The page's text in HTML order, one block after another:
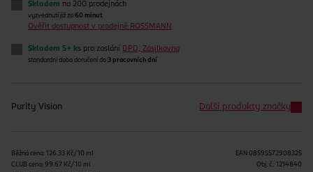
Skladem na 200 prodejnách
vyzvednutí již za 60 minut
Ověřit dostupnost v prodejně ROSSMANN
Skladem 5+ ks pro zaslání DPD, Zásilkovna
standardní doba doručení do 3 pracovních dní
Purity Vision Další produkty značky
Běžná cena: 126.33 Kč/10 ml
CLUB cena: 99.67 Kč/10 ml
EAN 08595572908325
Obj. č.: 1214840